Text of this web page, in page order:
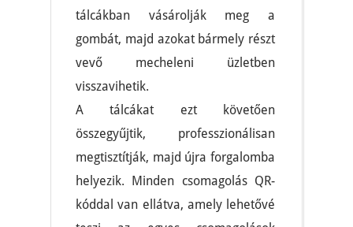
tálcákban vásárolják meg a
gombát, majd azokat bármely részt
vevő mecheleni üzletben
visszavihetik.
A tálcákat ezt követően
összegyűjtik, professzionálisan
megtisztítják, majd újra forgalomba
helyezik. Minden csomagolás QR-
kóddal van ellátva, amely lehetővé